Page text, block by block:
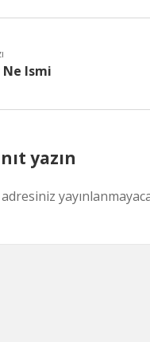
Ismi
yazın